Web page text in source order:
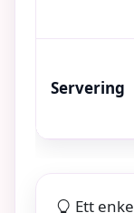
Servering
Ett